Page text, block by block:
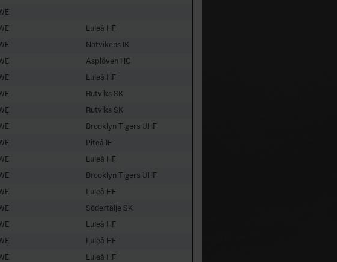
Luleå HF
Notvikens IK
Asplöven HC
Luleå HF
Rutviks SK
Rutviks SK
Brooklyn Tigers UHF
Piteå IF
Luleå HF
Brooklyn Tigers UHF
Luleå HF
Södertälje SK
Luleå HF
Luleå HF
Luleå HF